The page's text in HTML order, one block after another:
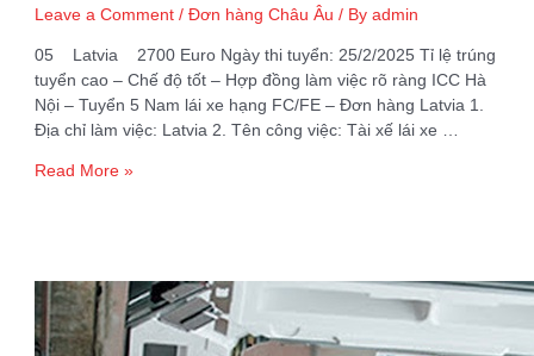
Leave a Comment /Đơn hàng Châu Âu / Byadmin
05 Latvia 2700 Euro Ngày thi tuyển: 25/2/2025 Tỉ lệ trúng
tuyển cao – Chế độ tốt – Hợp đồng làm việc rõ ràng ICC Hà
Nội – Tuyển 5 Nam lái xe hạng FC/FE – Đơn hàng Latvia 1.
Địa chỉ làm việc: Latvia 2. Tên công việc: Tài xế lái xe …
Tuyển
hạng
FC/FE
–
Read More »